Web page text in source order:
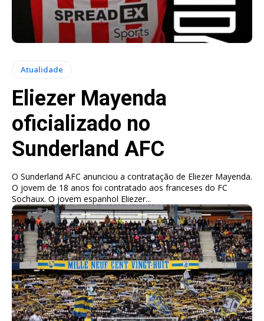
Atualidade
Eliezer Mayenda
oficializado no
Sunderland AFC
O Sunderland AFC anunciou a contratação de Eliezer Mayenda.
O jovem de 18 anos foi contratado aos franceses do FC
Sochaux. O jovem espanhol Eliezer...